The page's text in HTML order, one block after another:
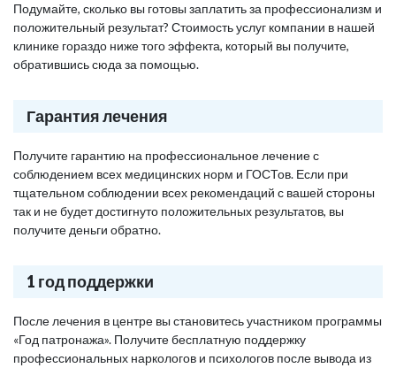
Подумайте, сколько вы готовы заплатить за профессионализм и
положительный результат? Стоимость услуг компании в нашей
клинике гораздо ниже того эффекта, который вы получите,
обратившись сюда за помощью.
Гарантия лечения
Получите гарантию на профессиональное лечение с
соблюдением всех медицинских норм и ГОСТов. Если при
тщательном соблюдении всех рекомендаций с вашей стороны
так и не будет достигнуто положительных результатов, вы
получите деньги обратно.
1 год поддержки
После лечения в центре вы становитесь участником программы
«Год патронажа». Получите бесплатную поддержку
профессиональных наркологов и психологов после вывода из